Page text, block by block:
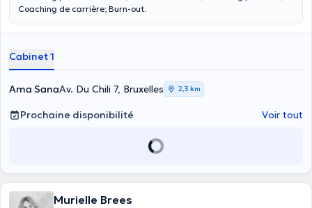
Coaching de carrière; Burn-out.
Cabinet 1
Ama SanaAv. Du Chili 7, Bruxelles 2,3 km
Prochaine disponibilité Voir tout
Murielle Brees